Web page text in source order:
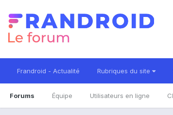
Frandroid - Actualité Rubriques du site
Forums Équipe Utilisateurs en ligne